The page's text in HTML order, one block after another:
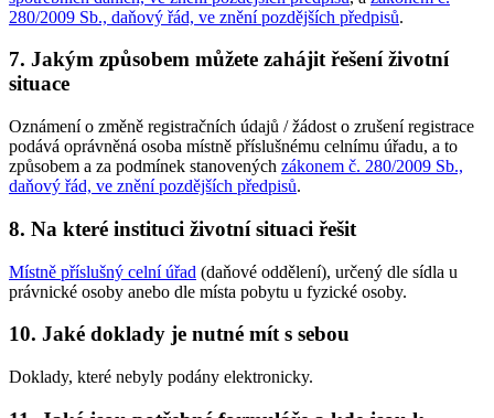
280/2009 Sb., daňový řád, ve znění pozdějších předpisů.
7. Jakým způsobem můžete zahájit řešení životní
situace
Oznámení o změně registračních údajů / žádost o zrušení registrace
podává oprávněná osoba místně příslušnému celnímu úřadu, a to
způsobem a za podmínek stanovených zákonem č. 280/2009 Sb.,
daňový řád, ve znění pozdějších předpisů.
8. Na které instituci životní situaci řešit
Místně příslušný celní úřad (daňové oddělení), určený dle sídla u
právnické osoby anebo dle místa pobytu u fyzické osoby.
10. Jaké doklady je nutné mít s sebou
Doklady, které nebyly podány elektronicky.